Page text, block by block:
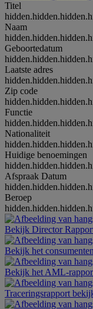
Titel
Naam
Geboortedatum
Laatste adres
Zip code
Functie
Nationaliteit
Huidige benoemingen
Afspraak Datum
Beroep
Bekijk Director
Bekijk het
Bekijk het AML-
Traceringsrapport